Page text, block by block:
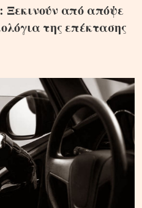
Ξεκινούν από απόψε
της επέκτασης